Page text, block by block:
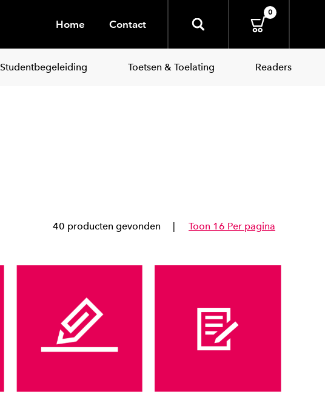
Home Contact
0
Studentbegeleiding Toetsen & Toelating Readers
40 producten gevonden Toon 16 Per pagina